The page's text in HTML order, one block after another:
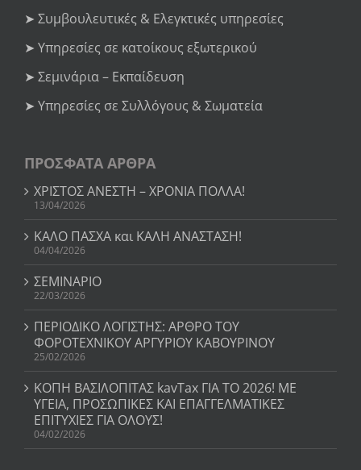
➤ Συμβουλευτικές & Ελεγκτικές υπηρεσίες
➤ Υπηρεσίες σε κατοίκους εξωτερικού
➤ Σεμινάρια – Εκπαίδευση
➤ Υπηρεσίες σε Συλλόγους & Σωματεία
ΠΡΟΣΦΑΤΑ ΑΡΘΡΑ
ΧΡΙΣΤΟΣ ΑΝΕΣΤΗ – ΧΡΟΝΙΑ ΠΟΛΛΑ!
13/04/2026
ΚΑΛΟ ΠΑΣΧΑ και ΚΑΛΗ ΑΝΑΣΤΑΣΗ!
04/04/2026
ΣΕΜΙΝΑΡΙΟ
22/03/2026
ΠΕΡΙΟΔΙΚΟ ΛΟΓΙΣΤΗΣ: ΑΡΘΡΟ ΤΟΥ
ΦΟΡΟΤΕΧΝΙΚΟΥ ΑΡΓΥΡΙΟΥ ΚΑΒΟΥΡΙΝΟΥ
25/02/2026
ΚΟΠΗ ΒΑΣΙΛΟΠΙΤΑΣ kavTax ΓΙΑ ΤΟ 2026! ΜΕ
ΥΓΕΙΑ, ΠΡΟΣΩΠΙΚΕΣ ΚΑΙ ΕΠΑΓΓΕΛΜΑΤΙΚΕΣ
ΕΠΙΤΥΧΙΕΣ ΓΙΑ ΟΛΟΥΣ!
04/02/2026